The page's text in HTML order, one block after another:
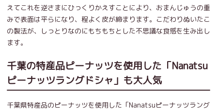
えてこれを逆さまにひっくりかえすことにより、おまんじゅうの重
みで表面は平らになり、程よく皮が締まります。こだわりぬいたこ
の製法が、しっとりなのにもちもちとした不思議な食感を生み出し
ます。
千葉の特産品ピーナッツを使用した「Nanatsu
ピーナッツラングドシャ」も大人気
千葉県特産品のピーナッツを使用した「Nanatsuピーナッツラング